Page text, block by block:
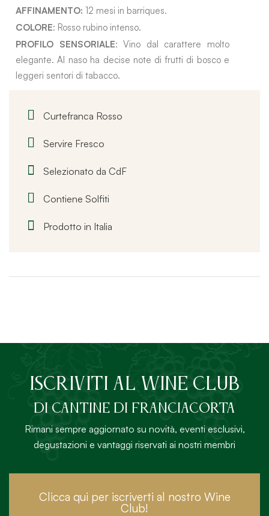
AFFINAMENTO: 12 mesi in barriques.
COLORE: Rosso rubino intenso.
PROFILO SENSORIALE: Vino dal carattere molto
elegante. Al naso ha decise note di frutti di bosco e
leggeri sentori di tabacco.
Curtefranca Rosso
Servire Fresco
Selezionato da CdF
Contiene Solfiti
Prodotto in Italia
ISCRIVITI AL Wine Club
DI Cantine di Franciacorta
Rimani sempre aggiornato su novità, eventi esclusivi,
degustazioni e vantaggi riservati ai nostri membri
Clicca qui per iscriverti al nostro Wine
Club!